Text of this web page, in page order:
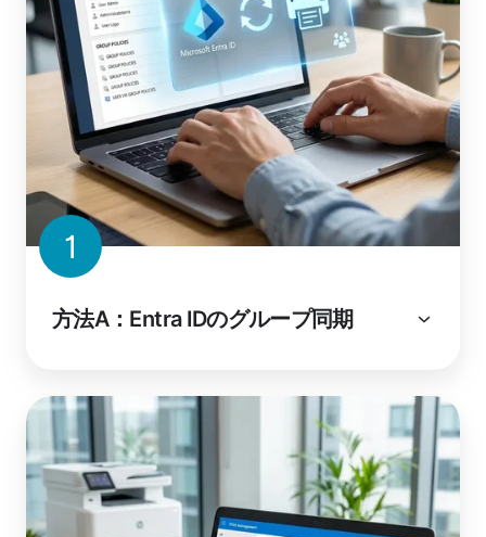
1
方法A：Entra IDのグループ同期